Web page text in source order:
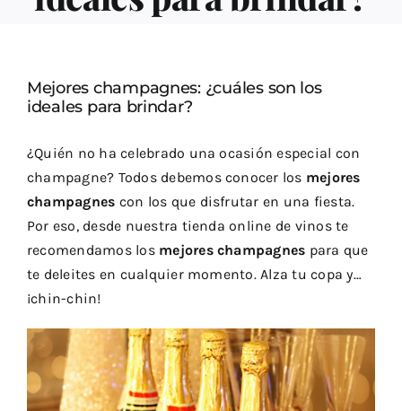
Mejores champagnes: ¿cuáles son los
ideales para brindar?
¿Quién no ha celebrado una ocasión especial con
champagne? Todos debemos conocer los mejores
champagnes con los que disfrutar en una fiesta.
Por eso, desde nuestra tienda online de vinoste
recomendamos los mejores champagnes para que
te deleites en cualquier momento. Alza tu copa y…
¡chin-chin!